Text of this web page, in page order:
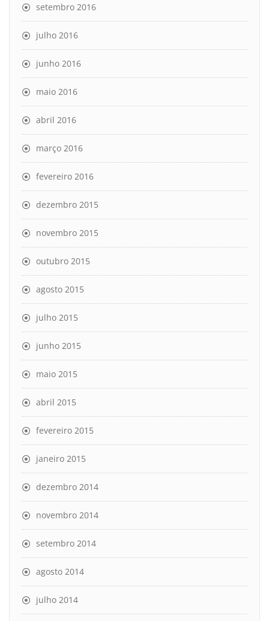
setembro 2016
julho 2016
junho 2016
maio 2016
abril 2016
março 2016
fevereiro 2016
dezembro 2015
novembro 2015
outubro 2015
agosto 2015
julho 2015
junho 2015
maio 2015
abril 2015
fevereiro 2015
janeiro 2015
dezembro 2014
novembro 2014
setembro 2014
agosto 2014
julho 2014